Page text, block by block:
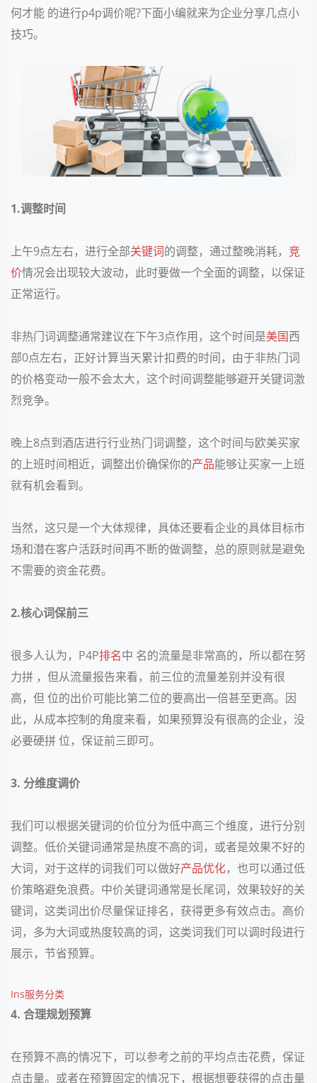
何才能 的进行p4p调价呢?下面小编就来为企业分享几点小
技巧。
1.调整时间
上午9点左右，进行全部关键词的调整，通过整晚消耗， 竞
价情况会出现较大波动，此时要做一个全面的调整，以保证
正常运行。
非热门词调整通常建议在下午3点作用，这个时间是美国西
部0点左右，正好计算当天累计扣费的时间，由于非热门词
的价格变动一般不会太大，这个时间调整能够避开关键词激
烈竞争。
晚上8点到酒店进行行业热门词调整，这个时间与欧美买家
的上班时间相近，调整出价确保你的产品能够让买家一上班
就有机会看到。
当然，这只是一个大体规律，具体还要看企业的具体目标市
场和潜在客户活跃时间再不断的做调整，总的原则就是避免
不需要的资金花费。
2.核心词保前三
很多人认为，P4P排名中 名的流量是非常高的，所以都在努
力拼 ，但从流量报告来看，前三位的流量差别并没有很
高，但 位的出价可能比第二位的要高出一倍甚至更高。因
此，从成本控制的角度来看，如果预算没有很高的企业，没
必要硬拼 位，保证前三即可。
3. 分维度调价
我们可以根据关键词的价位分为低中高三个维度，进行分别
调整。低价关键词通常是热度不高的词，或者是效果不好的
大词，对于这样的词我们可以做好产品优化，也可以通过低
价策略避免浪费。中价关键词通常是长尾词，效果较好的关
键词，这类词出价尽量保证排名，获得更多有效点击。高价
词，多为大词或热度较高的词，这类词我们可以调时段进行
展示，节省预算。
Ins服务分类
4. 合理规划预算
在预算不高的情况下，可以参考之前的平均点击花费，保证
点击量。或者在预算固定的情况下，根据想要获得的点击量